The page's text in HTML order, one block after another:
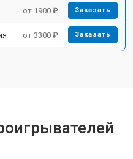
от 1900 ₽ Заказать
от 3300 ₽ Заказать